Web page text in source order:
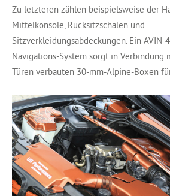
Zu letzteren zählen beispielsweise der
Mittelkonsole, Rücksitzschalen und
Sitzverkleidungsabdeckungen. Ein
Navigations-System sorgt in
Türen verbauten 30-mm-Alpine-Boxen